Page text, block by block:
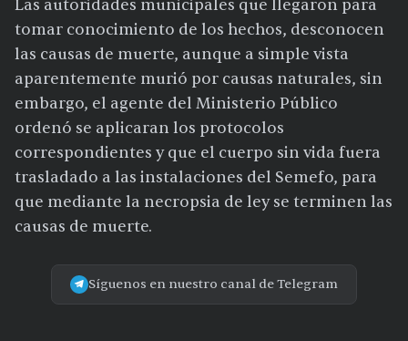
Las autoridades municipales que llegaron para
tomar conocimiento de los hechos, desconocen
las causas de muerte, aunque a simple vista
aparentemente murió por causas naturales, sin
embargo, el agente del Ministerio Público
ordenó se aplicaran los protocolos
correspondientes y que el cuerpo sin vida fuera
trasladado a las instalaciones del Semefo, para
que mediante la necropsia de ley se terminen las
causas de muerte.
Síguenos en nuestro canal de Telegram